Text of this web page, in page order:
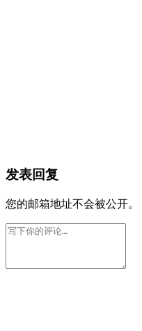
发表回复
您的邮箱地址不会被公开。